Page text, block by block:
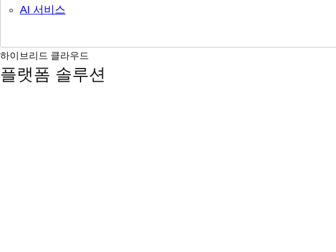
AI 서비스
하이브리드 클라우드
플랫폼 솔루션